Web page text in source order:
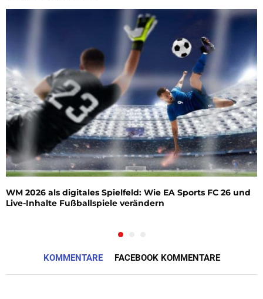
WM 2026 als digitales Spielfeld: Wie EA Sports FC 26 und
Live-Inhalte Fußballspiele verändern
KOMMENTARE FACEBOOK KOMMENTARE